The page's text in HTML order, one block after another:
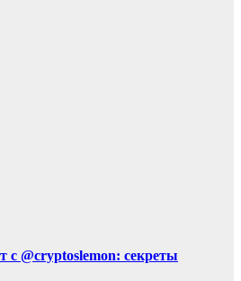
@cryptoslemon: секреты